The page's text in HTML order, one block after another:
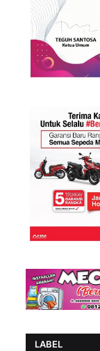
LABEL